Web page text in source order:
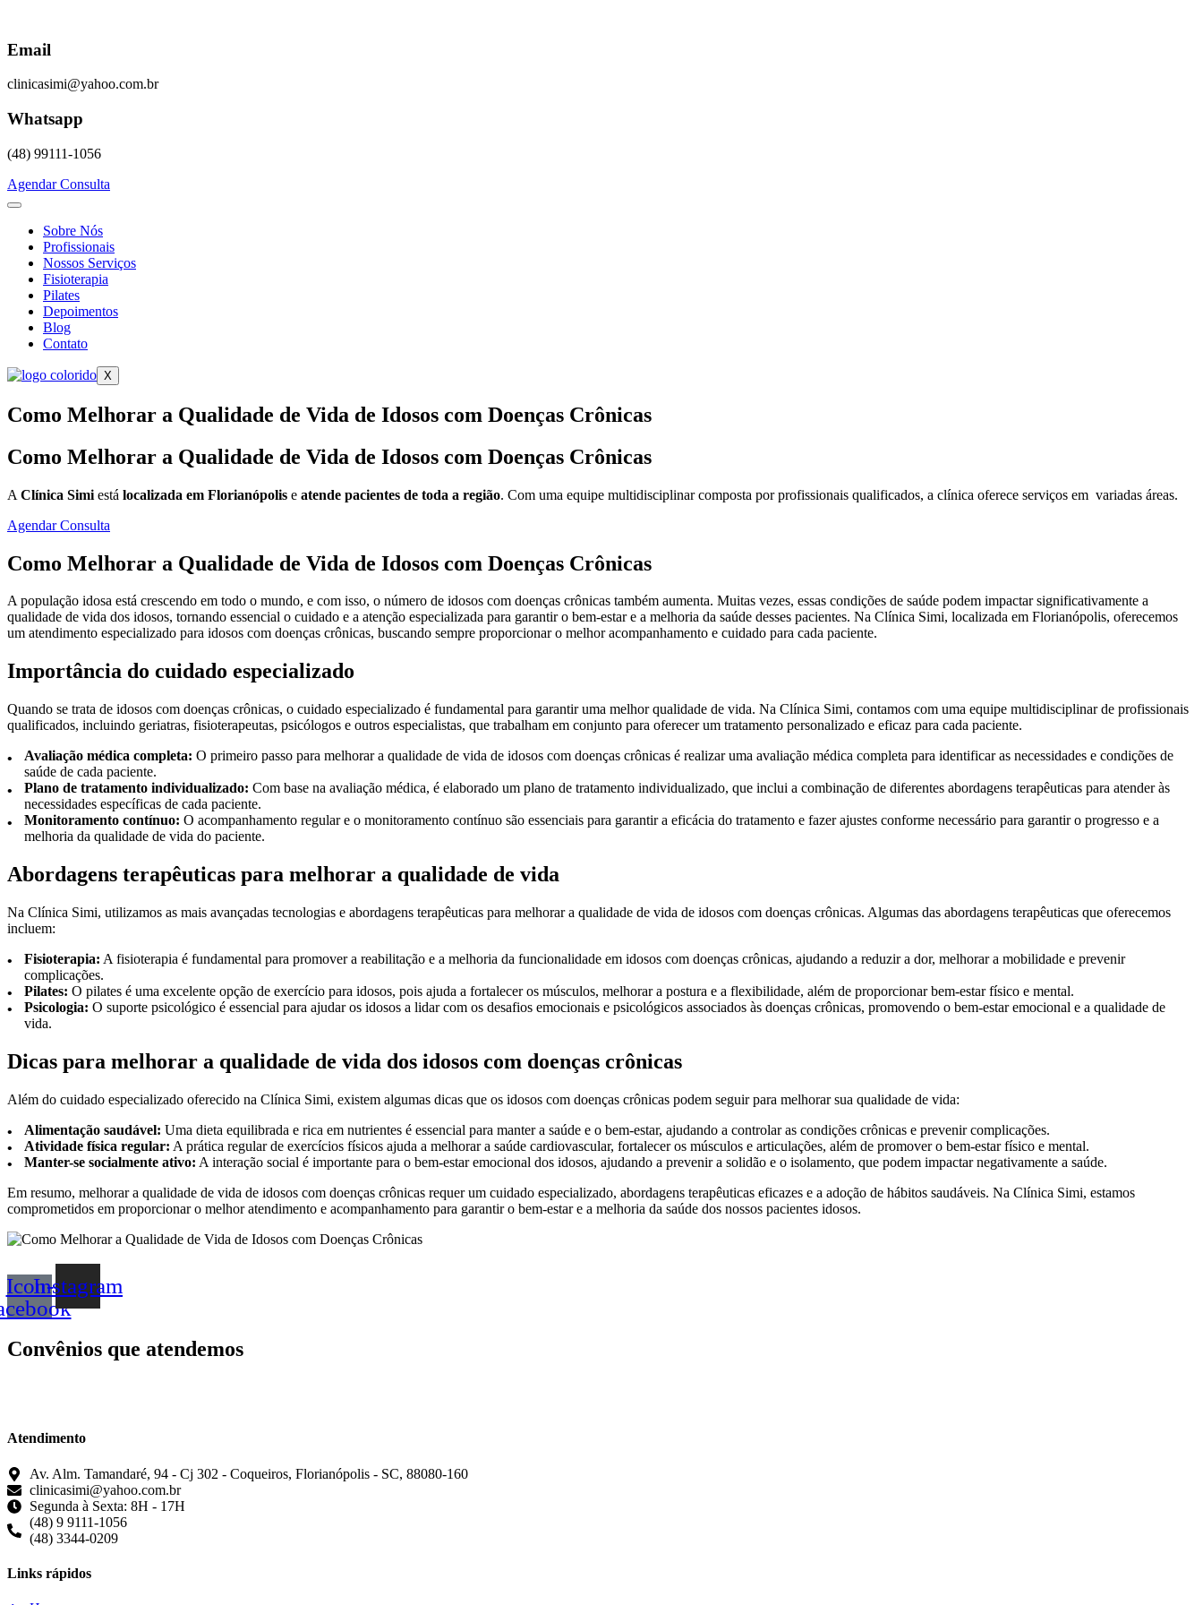
content
Email
clinicasimi@yahoo.com.br
Whatsapp
(48) 99111-1056
Agendar Consulta
Sobre Nós
Profissionais
Nossos Serviços
Fisioterapia
Pilates
Depoimentos
Blog
Contato
X
Como Melhorar a Qualidade de Vida de Idosos com Doenças Crônicas
Como Melhorar a Qualidade de Vida de Idosos com Doenças Crônicas
A Clínica Simi está localizada em Florianópolis e atende pacientes de toda a região. Com uma equipe multidisciplinar composta por profissionais qualificados, a clínica oferece serviços em variadas áreas.
Agendar Consulta
Como Melhorar a Qualidade de Vida de Idosos com Doenças Crônicas
A população idosa está crescendo em todo o mundo, e com isso, o número de idosos com doenças crônicas também aumenta. Muitas vezes, essas condições de saúde podem impactar significativamente a
qualidade de vida dos idosos, tornando essencial o cuidado e a atenção especializada para garantir o bem-estar e a melhoria da saúde desses pacientes. Na Clínica Simi, localizada em Florianópolis, oferecemos
um atendimento especializado para idosos com doenças crônicas, buscando sempre proporcionar o melhor acompanhamento e cuidado para cada paciente.
Importância do cuidado especializado
Quando se trata de idosos com doenças crônicas, o cuidado especializado é fundamental para garantir uma melhor qualidade de vida. Na Clínica Simi, contamos com uma equipe multidisciplinar de profissionais
qualificados, incluindo geriatras, fisioterapeutas, psicólogos e outros especialistas, que trabalham em conjunto para oferecer um tratamento personalizado e eficaz para cada paciente.
Avaliação médica completa: O primeiro passo para melhorar a qualidade de vida de idosos com doenças crônicas é realizar uma avaliação médica completa para identificar as necessidades e condições de
saúde de cada paciente.
Plano de tratamento individualizado: Com base na avaliação médica, é elaborado um plano de tratamento individualizado, que inclui a combinação de diferentes abordagens terapêuticas para atender às
necessidades específicas de cada paciente.
Monitoramento contínuo: O acompanhamento regular e o monitoramento contínuo são essenciais para garantir a eficácia do tratamento e fazer ajustes conforme necessário para garantir o progresso e a
melhoria da qualidade de vida do paciente.
Abordagens terapêuticas para melhorar a qualidade de vida
Na Clínica Simi, utilizamos as mais avançadas tecnologias e abordagens terapêuticas para melhorar a qualidade de vida de idosos com doenças crônicas. Algumas das abordagens terapêuticas que oferecemos
incluem:
Fisioterapia: A fisioterapia é fundamental para promover a reabilitação e a melhoria da funcionalidade em idosos com doenças crônicas, ajudando a reduzir a dor, melhorar a mobilidade e prevenir
complicações.
Pilates: O pilates é uma excelente opção de exercício para idosos, pois ajuda a fortalecer os músculos, melhorar a postura e a flexibilidade, além de proporcionar bem-estar físico e mental.
Psicologia: O suporte psicológico é essencial para ajudar os idosos a lidar com os desafios emocionais e psicológicos associados às doenças crônicas, promovendo o bem-estar emocional e a qualidade de
vida.
Dicas para melhorar a qualidade de vida dos idosos com doenças crônicas
Além do cuidado especializado oferecido na Clínica Simi, existem algumas dicas que os idosos com doenças crônicas podem seguir para melhorar sua qualidade de vida:
Alimentação saudável: Uma dieta equilibrada e rica em nutrientes é essencial para manter a saúde e o bem-estar, ajudando a controlar as condições crônicas e prevenir complicações.
Atividade física regular: A prática regular de exercícios físicos ajuda a melhorar a saúde cardiovascular, fortalecer os músculos e articulações, além de promover o bem-estar físico e mental.
Manter-se socialmente ativo: A interação social é importante para o bem-estar emocional dos idosos, ajudando a prevenir a solidão e o isolamento, que podem impactar negativamente a saúde.
Em resumo, melhorar a qualidade de vida de idosos com doenças crônicas requer um cuidado especializado, abordagens terapêuticas eficazes e a adoção de hábitos saudáveis. Na Clínica Simi, estamos
comprometidos em proporcionar o melhor atendimento e acompanhamento para garantir o bem-estar e a melhoria da saúde dos nossos pacientes idosos.
Icon-Instagram
Convênios que atendemos
Atendimento
Av. Alm. Tamandaré, 94 - Cj 302 - Coqueiros, Florianópolis - SC, 88080-160
clinicasimi@yahoo.com.br
Segunda à Sexta: 8H - 17H
(48) 9 9111-1056
(48) 3344-0209
Links rápidos